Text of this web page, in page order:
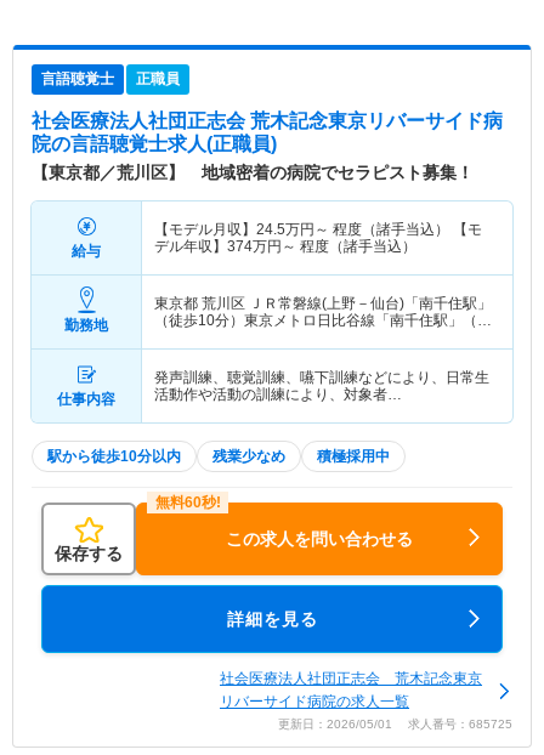
言語聴覚士 正職員
社会医療法人社団正志会 荒木記念東京リバーサイド病
院の言語聴覚士求人(正職員)
【東京都／荒川区】 地域密着の病院でセラピスト募集！
給与
【モデル月収】 24.5万円～ 程度（諸手当込） 【モ
デル年収】 374万円～ 程度（諸手当込）
勤務地
東京都 荒川区 ＪＲ常磐線(上野－仙台)「南千住駅」
（徒歩10分）東京メトロ日比谷線「南千住駅」（徒
仕事内容
発声訓練、聴覚訓練、嚥下訓練などにより、日常生
活動作や活動の訓練により、対象者…
駅から徒歩10分以内 残業少なめ 積極採用中
保存する
この求人を問い合わせる
詳細を見る
社会医療法人社団正志会 荒木記念東京
リバーサイド病院の求人一覧
更新日：2026/05/01 求人番号：685725